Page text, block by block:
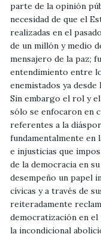
parte de la opinión
necesidad de que el
realizadas en el
de un millón y medio
mensajero de la paz;
entendimiento entre
enemistados ya desde
Sin embargo el rol y
sólo se enfocaron en
referentes a la
fundamentalmente en
e injusticias que
de la democracia en
desempeño un papel
cívicas y a través de
reiteradamente
democratización en el
la incondicional